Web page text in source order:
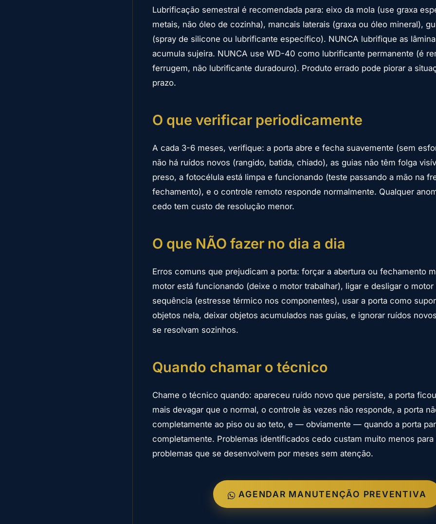
Lubrificação semestral é recomendada para: eixo da mola (use graxa
metais, não óleo de cozinha), mancais laterais (graxa ou óleo mineral),
(spray de silicone ou lubrificante específico). NUNCA lubrifique as
acumula sujeira. NUNCA use WD-40 como lubrificante permanente (é
ferrugem, não lubrificante duradouro). Produto errado pode piorar a
prazo.
O que verificar periodicamente
A cada 3-6 meses, verifique: a porta abre e fecha suavemente (sem
não há ruídos novos (rangido, batida, chiado), as guias não têm folga
preso, a fotocélula está limpa e funcionando (teste passando a mão na
fechamento), e o controle remoto responde normalmente. Qualquer
cedo tem custo de resolução menor.
O que NÃO fazer no dia a dia
Erros comuns que prejudicam a porta: forçar a abertura ou fechamento
motor está funcionando (deixe o motor trabalhar), ligar e desligar o
sequência (estresse térmico nos componentes), usar a porta como
objetos nela, deixar objetos acumulados nas guias, e ignorar ruídos
se resolvam sozinhos.
Quando chamar o técnico
Chame o técnico quando: apareceu ruído novo que persiste, a porta
mais devagar que o normal, o controle às vezes não responde, a porta
completamente ao piso ou ao teto, e — obviamente — quando a porta
completamente. Problemas identificados cedo custam muito menos
problemas que se desenvolvem por meses sem atenção.
AGENDAR MANUTENÇÃO PREVENTIVA